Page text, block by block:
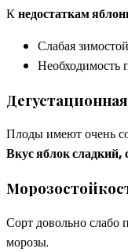
Кнедостаткам
Слабая
Необходимость
Плоды имеют очень
Вкус яблок сладкий,
Сорт довольно слабо
морозы.